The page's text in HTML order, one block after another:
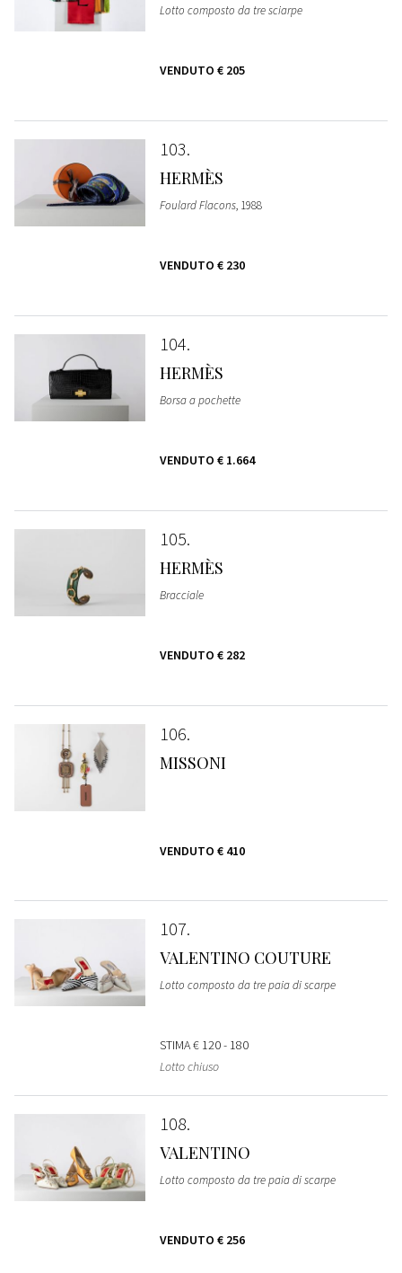
Lotto composto da tre sciarpe
VENDUTO € 205
103
HERMÈS
Foulard Flacons, 1988
VENDUTO € 230
104
HERMÈS
Borsa a pochette
VENDUTO € 1.664
105
HERMÈS
Bracciale
VENDUTO € 282
106
MISSONI
VENDUTO € 410
107
VALENTINO COUTURE
Lotto composto da tre paia di scarpe
STIMA€ 120 - 180
Lotto chiuso
108
VALENTINO
Lotto composto da tre paia di scarpe
VENDUTO € 256